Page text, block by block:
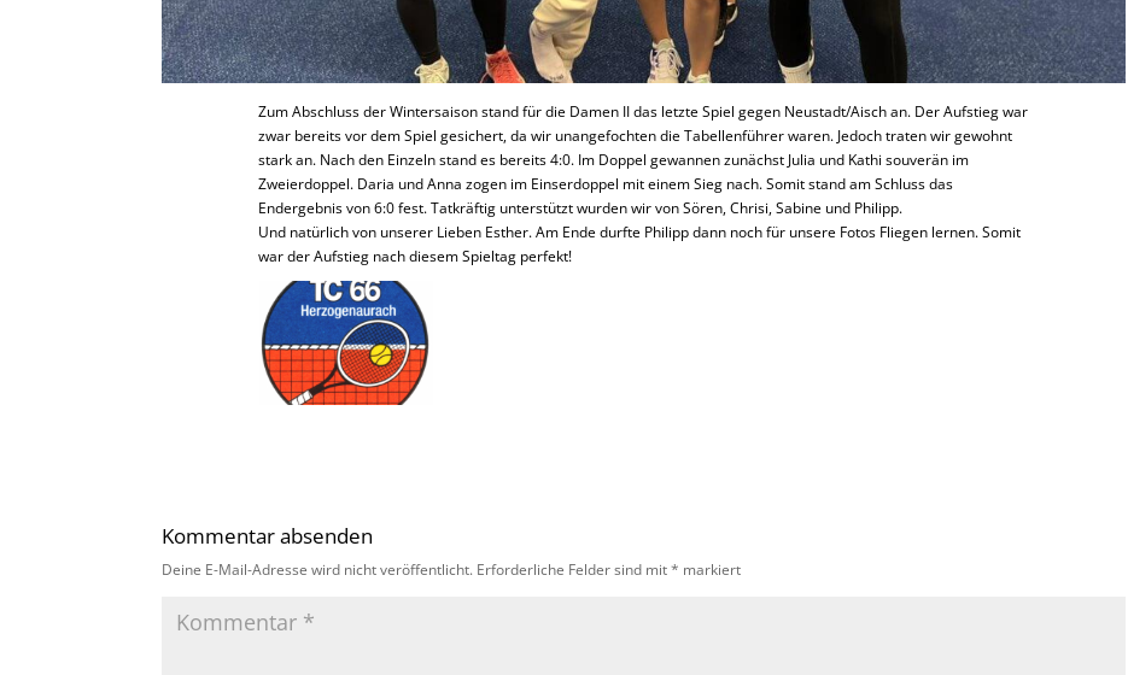
Zum Abschluss der Wintersaison stand für die Damen II das letzte Spiel gegen Neustadt/Aisch an. Der Aufstieg war
zwar bereits vor dem Spiel gesichert, da wir unangefochten die Tabellenführer waren. Jedoch traten wir gewohnt
stark an. Nach den Einzeln stand es bereits 4:0. Im Doppel gewannen zunächst Julia und Kathi souverän im
Zweierdoppel. Daria und Anna zogen im Einserdoppel mit einem Sieg nach. Somit stand am Schluss das
Endergebnis von 6:0 fest. Tatkräftig unterstützt wurden wir von Sören, Chrisi, Sabine und Philipp.
Und natürlich von unserer Lieben Esther. Am Ende durfte Philipp dann noch für unsere Fotos Fliegen lernen. Somit
war der Aufstieg nach diesem Spieltag perfekt!
Kommentar absenden
Deine E-Mail-Adresse wird nicht veröffentlicht. Erforderliche Felder sind mit* markiert